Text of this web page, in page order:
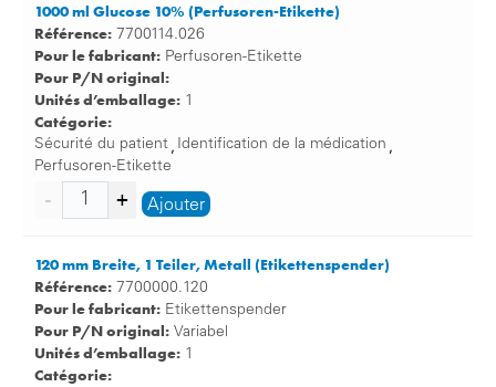
1000 ml Glucose 10% (Perfusoren-Etikette)
Référence: 7700114.026
Pour le fabricant: Perfusoren-Etikette
Pour P/N original:
Unités d’emballage: 1
Catégorie:
Sécurité du patient , Identification de la médication ,
Perfusoren-Etikette
Ajouter
120 mm Breite, 1 Teiler, Metall (Etikettenspender)
Référence: 7700000.120
Pour le fabricant: Etikettenspender
Pour P/N original: Variabel
Unités d’emballage: 1
Catégorie: